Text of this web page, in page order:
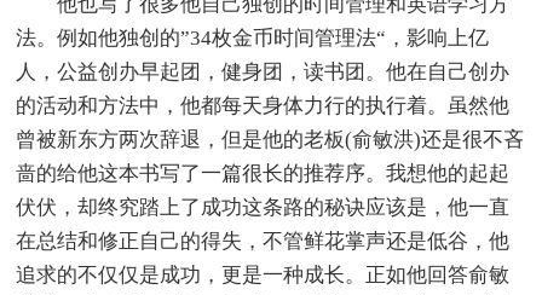
法。例如他独创的”34枚金币时间管理法“，影响上亿
人，公益创办早起团，健身团，读书团。他在自己创办
的活动和方法中，他都每天身体力行的执行着。虽然他
曾被新东方两次辞退，但是他的老板(俞敏洪)还是很不吝
啬的给他这本书写了一篇很长的推荐序。我想他的起起
伏伏，却终究踏上了成功这条路的秘诀应该是，他一直
在总结和修正自己的得失，不管鲜花掌声还是低谷，他
追求的不仅仅是成功，更是一种成长。正如他回答俞敏